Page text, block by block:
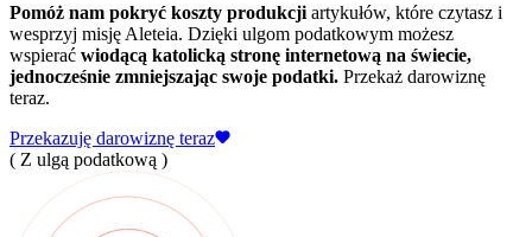
Pomóż nam pokryć koszty produkcji artykułów, które czytasz i
wesprzyj misję Aleteia. Dzięki ulgom podatkowym możesz
wspierać wiodącą katolicką stronę internetową na świecie,
jednocześnie zmniejszając swoje podatki. Przekaż darowiznę
teraz.
Przekazuję darowiznę teraz
( Z ulgą podatkową )